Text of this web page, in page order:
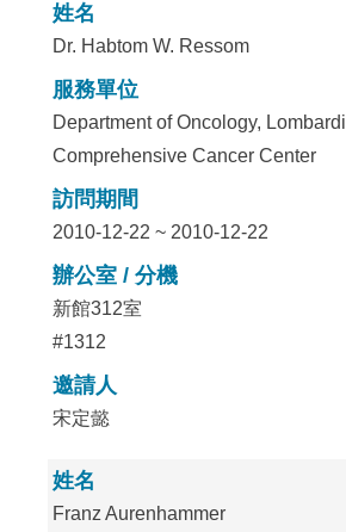
姓名
Dr. Habtom W. Ressom
服務單位
Department of Oncology, Lombardi
Comprehensive Cancer Center
訪問期間
2010-12-22 ~ 2010-12-22
辦公室 / 分機
新館312室
#1312
邀請人
宋定懿
姓名
Franz Aurenhammer